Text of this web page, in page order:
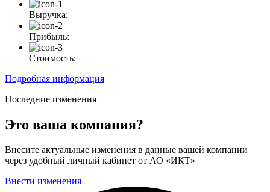
Выручка:
Прибыль:
Стоимость:
Подробная информация
Последние изменения
Это ваша компания?
Внесите актуальные изменения в данные вашей компании
через удобный личный кабинет от АО «ИКТ»
Внести изменения